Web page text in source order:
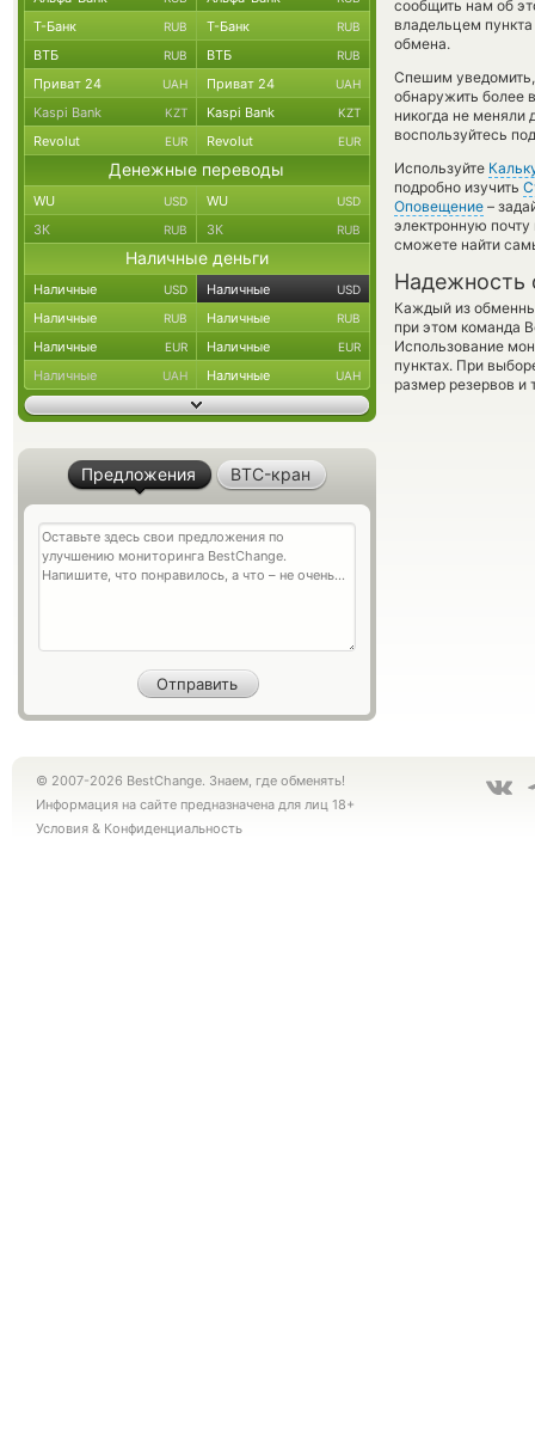
сообщить нам об
владельцем
обмена.
Спешим
обнаружить более
никогда не меняли
воспользуйтесь
Используйте
подробно изучить
Оповещение –
электронную
сможете найти
Надежность
Каждый из
при этом команда
Использование
пунктах. При
размер резервов и
Т-Банк RUB Т-Банк RUB
ВТБ RUB ВТБ RUB
Приват 24 UAH Приват 24 UAH
Kaspi Bank KZT Kaspi Bank KZT
Revolut EUR Revolut EUR
Денежные переводы
WU USD WU USD
ЗК RUB ЗК RUB
Наличные деньги
Наличные USD Наличные USD
Наличные RUB Наличные RUB
Наличные EUR Наличные EUR
Наличные UAH Наличные UAH
Предложения BTC-кран
© 2007-2026 BestChange. Знаем, где обменять!
Информация на сайте предназначена для лиц 18+
Условия & Конфиденциальность